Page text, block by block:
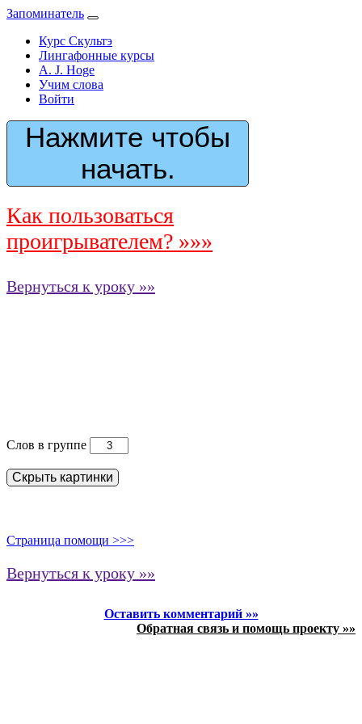
Запоминатель
Курс Скультэ
Лингафонные курсы
A. J. Hoge
Учим слова
Войти
Нажмите чтобы
начать.
Как пользоваться
проигрывателем? »»»
Вернуться к уроку »»
Слов в группе
Скрыть картинки
Страница помощи >>>
Вернуться к уроку »»
Оставить комментарий »»
Обратная связь и помощь проекту »»